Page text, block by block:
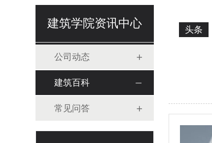
建筑学院资讯中心
公司动态
建筑百科
常见问答
头条